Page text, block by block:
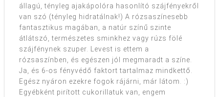
állagú, tényleg ajakápolóra hasonlító szájfényekről
van szó (tényleg hidratálnak!) A rózsaszínesebb
fantasztikus magában, a natúr színű szinte
átlátszó, természetes sminkhez vagy rúzs fölé
szájfénynek szuper. Levest is ettem a
rózsaszínben, és egészen jól megmaradt a színe.
Ja, és 6-os fényvédő faktort tartalmaz mindkettő.
Egész nyáron ezekre fogok rájárni, már látom. :)
Egyébként pirított cukorillatuk van, engem